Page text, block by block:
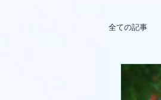
全ての記事